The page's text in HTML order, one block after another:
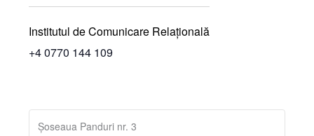
Institutul de Comunicare Relațională
+4 0770 144 109
Șoseaua Panduri nr. 3